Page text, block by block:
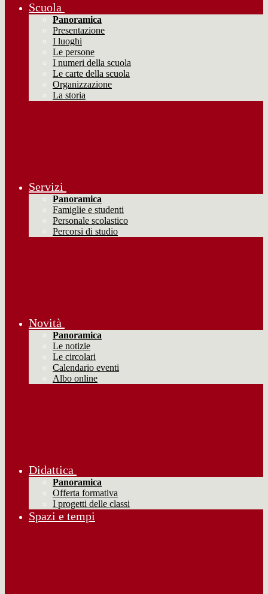
Scuola
Panoramica
Presentazione
I luoghi
Le persone
I numeri della scuola
Le carte della scuola
Organizzazione
La storia
Servizi
Panoramica
Famiglie e studenti
Personale scolastico
Percorsi di studio
Novità
Panoramica
Le notizie
Le circolari
Calendario eventi
Albo online
Didattica
Panoramica
Offerta formativa
I progetti delle classi
Spazi e tempi